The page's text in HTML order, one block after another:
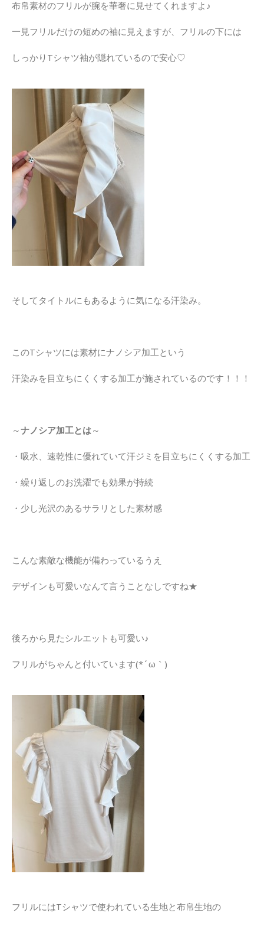
布帛素材のフリルが腕を華奢に見せてくれますよ♪
一見フリルだけの短めの袖に見えますが、フリルの下には
しっかりTシャツ袖が隠れているので安心♡
そしてタイトルにもあるように気になる汗染み。
このTシャツには素材にナノシア加工という
汗染みを目立ちにくくする加工が施されているのです！！！
～ナノシア加工とは ～
・吸水、速乾性に優れていて汗ジミを目立ちにくくする加工
・繰り返しのお洗濯でも効果が持続
・少し光沢のあるサラリとした素材感
こんな素敵な機能が備わっているうえ
デザインも可愛いなんて言うことなしですね★
後ろから見たシルエットも可愛い♪
フリルがちゃんと付いています(*´ω｀)
フリルにはTシャツで使われている生地と布帛生地の